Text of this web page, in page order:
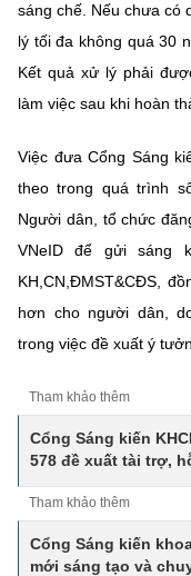
sáng chế. Nếu chưa có
lý tối đa không quá 30
Kết quả xử lý phải
làm việc sau khi hoàn
Việc đưa Cổng Sáng
theo trong quá trình
Người dân, tổ chức
VNeID để gửi sáng
KH,CN,ĐMST&CĐS,
hơn cho người dân,
trong việc đề xuất ý
Tham khảo thêm
Cổng Sáng kiến
578 đề xuất tài trợ,
Tham khảo thêm
Cổng Sáng kiến
mới sáng tạo và